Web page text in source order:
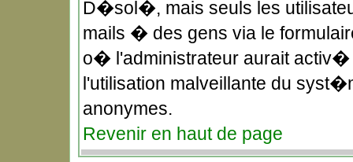
D�sol�, mais seuls les
mails � des gens via le
o� l'administrateur aurait
l'utilisation malveillante du
anonymes.
Revenir en haut de page